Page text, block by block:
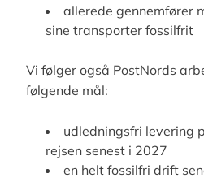
allerede gennemfører
sine transporter fossilfrit
Vi følger også PostNords
følgende mål:
udledningsfri levering
rejsen senest i 2027
en helt fossilfri drift